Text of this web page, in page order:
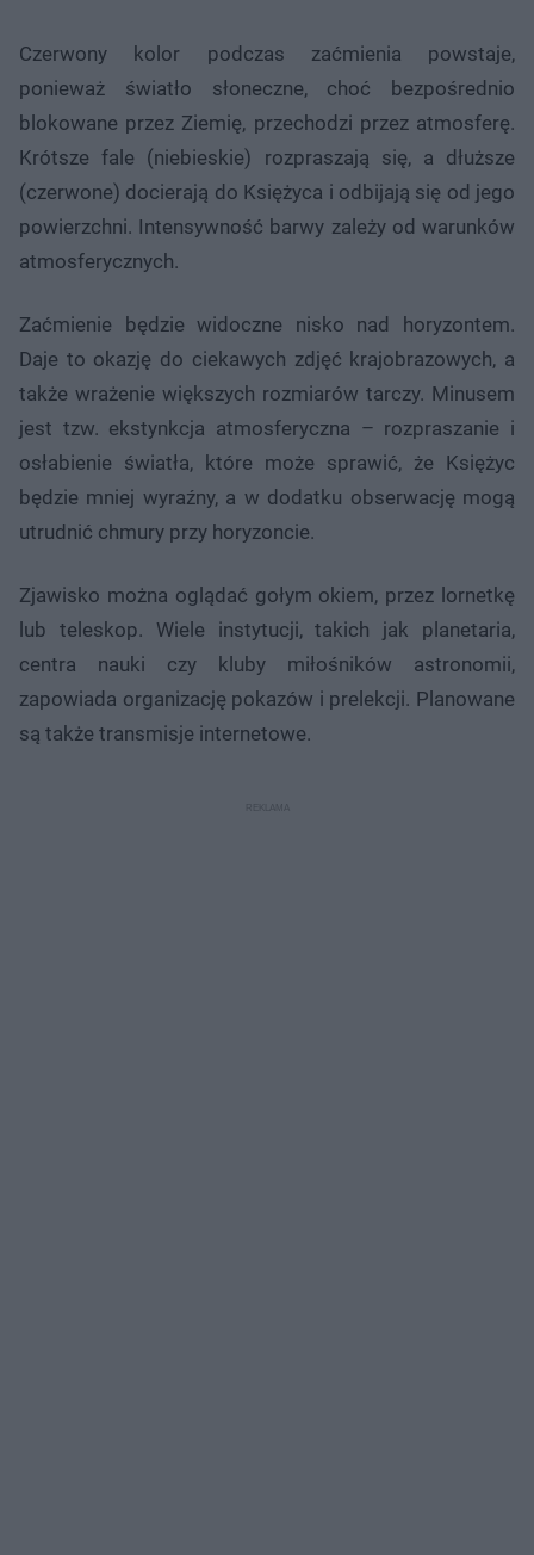
Czerwony kolor podczas zaćmienia powstaje,
ponieważ światło słoneczne, choć bezpośrednio
blokowane przez Ziemię, przechodzi przez atmosferę.
Krótsze fale (niebieskie) rozpraszają się, a dłuższe
(czerwone) docierają do Księżyca i odbijają się od jego
powierzchni. Intensywność barwy zależy od warunków
atmosferycznych.
Zaćmienie będzie widoczne nisko nad horyzontem.
Daje to okazję do ciekawych zdjęć krajobrazowych, a
także wrażenie większych rozmiarów tarczy. Minusem
jest tzw. ekstynkcja atmosferyczna – rozpraszanie i
osłabienie światła, które może sprawić, że Księżyc
będzie mniej wyraźny, a w dodatku obserwację mogą
utrudnić chmury przy horyzoncie.
Zjawisko można oglądać gołym okiem, przez lornetkę
lub teleskop. Wiele instytucji, takich jak planetaria,
centra nauki czy kluby miłośników astronomii,
zapowiada organizację pokazów i prelekcji. Planowane
są także transmisje internetowe.